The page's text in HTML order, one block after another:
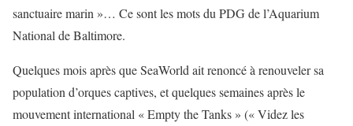
sanctuaire marin »… Ce sont les mots du PDG de l’Aquarium
National de Baltimore.
Quelques mois après que SeaWorld ait renoncé à renouveler sa
population d’orques captives, et quelques semaines après le
mouvement international « Empty the Tanks » (« Videz les